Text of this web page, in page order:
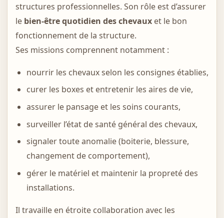
structures professionnelles. Son rôle est d’assurer
le bien-être quotidien des chevauxet le bon
fonctionnement de la structure.
Ses missions comprennent notamment :
nourrir les chevaux selon les consignes établies,
curer les boxes et entretenir les aires de vie,
assurer le pansage et les soins courants,
surveiller l’état de santé général des chevaux,
signaler toute anomalie (boiterie, blessure,
changement de comportement),
gérer le matériel et maintenir la propreté des
installations.
Il travaille en étroite collaboration avec les